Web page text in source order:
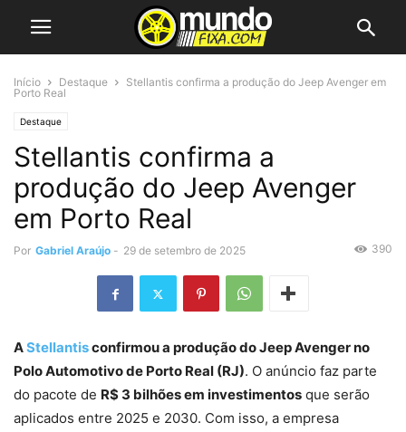
Início Destaque
Stellantis confirma a produção do Jeep Avenger em
Porto Real
Destaque
Stellantis confirma a
produção do Jeep Avenger
em Porto Real
Por Gabriel Araújo - 29 de setembro de 2025 390
AStellantisconfirmou a produção do Jeep Avenger no
Polo Automotivo de Porto Real (RJ). O anúncio faz parte
do pacote de R$ 3 bilhões em investimentos que serão
aplicados entre 2025 e 2030. Com isso, a empresa